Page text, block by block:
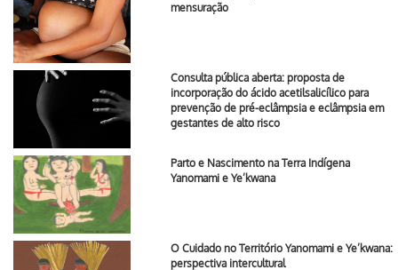
mensuração
Consulta pública aberta: proposta de
incorporação do ácido acetilsalicílico para
prevenção de pré-eclâmpsia e eclâmpsia em
gestantes de alto risco
Parto e Nascimento na Terra Indígena
Yanomami e Ye’kwana
O Cuidado no Território Yanomami e Ye’kwana:
perspectiva intercultural